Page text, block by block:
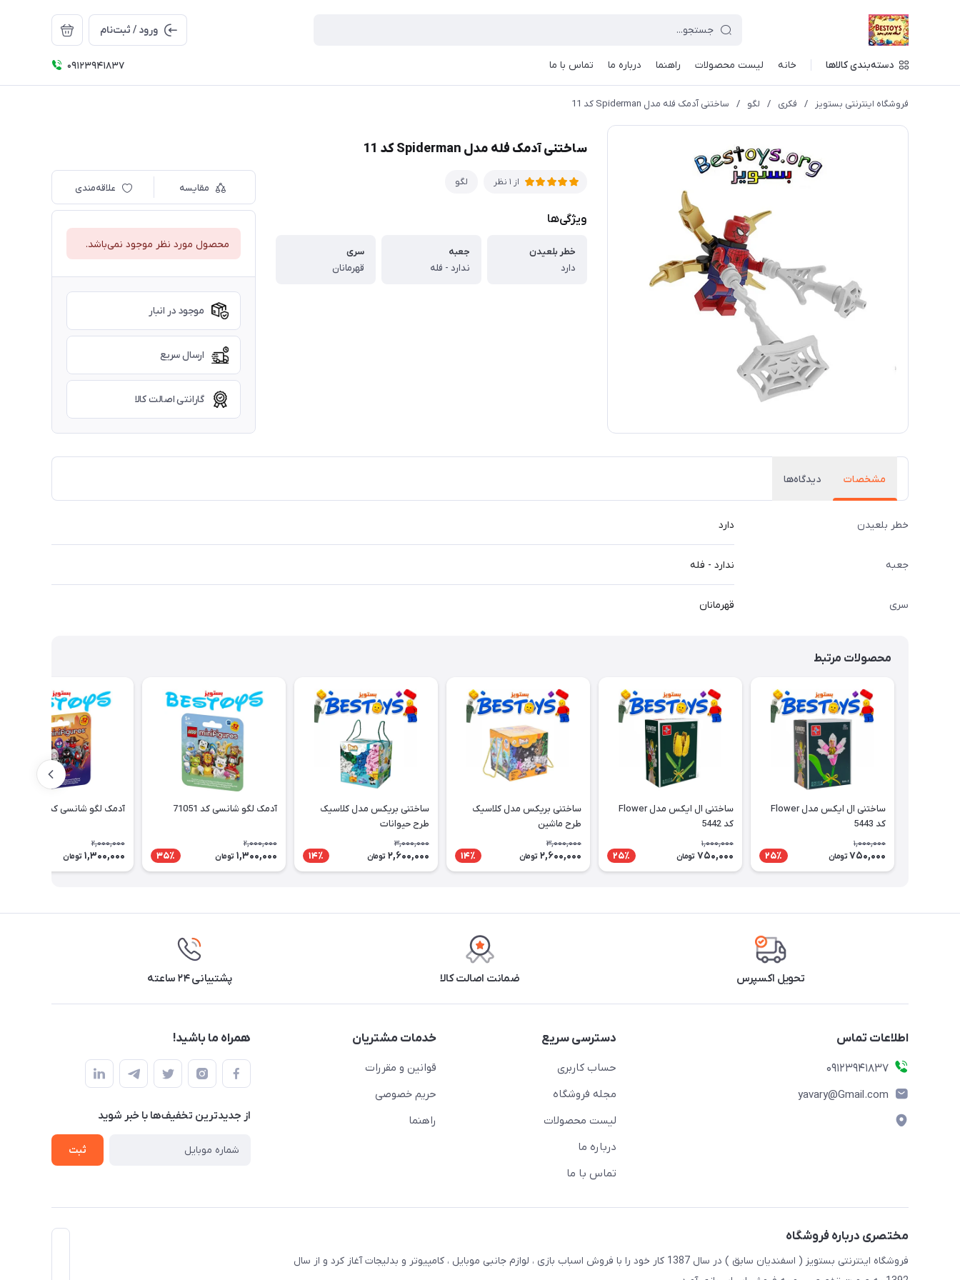
ورود / ثبت‌نام
دسته‌بندی کالاها خانه لیست محصولات راهنما درباره ما تماس با ما 09123941837
فروشگاه اینترنتی بستویز / فکری / لگو / ساختنی آدمک فله مدل Spiderman کد 11
ساختنی آدمک فله مدل Spiderman کد 11
از 1 نظر لگو
ویژگی‌ها
خطر بلعیدن
دارد
جعبه
ندارد - فله
سری
قهرمانان
مقایسه علاقه‌مندی
محصول مورد نظر موجود نمی‌باشد.
موجود در انبار
ارسال سریع
گارانتی اصالت کالا
مشخصات دیدگاه‌ها
خطر بلعیدن دارد
جعبه ندارد - فله
سری قهرمانان
محصولات مرتبط
ساختنی ال ایکس مدل Flower
کد 5443
1,000,000
750,000 تومان 25٪
ساختنی ال ایکس مدل Flower
کد 5442
1,000,000
750,000 تومان 25٪
ساختنی بریکس مدل کلاسیک
طرح ماشین
3,000,000
2,600,000 تومان 14٪
ساختنی بریکس مدل کلاسیک
طرح حیوانات
3,000,000
2,600,000 تومان 14٪
آدمک لگو شانسی کد 71051
2,000,000
1,300,000 تومان 35٪
آدمک لگو شانسی کد 71050
2,000,000
1,300,000 تومان
تحویل اکسپرس ضمانت اصالت کالا پشتیبانی ۲۴ ساعته
اطلاعات تماس
09123941837
yavary@Gmail.com
دسترسی سریع
حساب کاربری
مجله فروشگاه
لیست محصولات
درباره ما
تماس با ما
خدمات مشتریان
قوانین و مقررات
حریم خصوصی
راهنما
همراه ما باشید!
از جدید‌ترین تخفیف‌ها با‌ خبر شوید
ثبت
مختصری درباره فروشگاه
فروشگاه اینترنتی بستویز ( اسفندیان سابق ) در سال 1387 کار خود را با فروش اسباب بازی ، لوازم جانبی موبایل ، کامپیوتر و بدلیجات آغاز کرد و از سال